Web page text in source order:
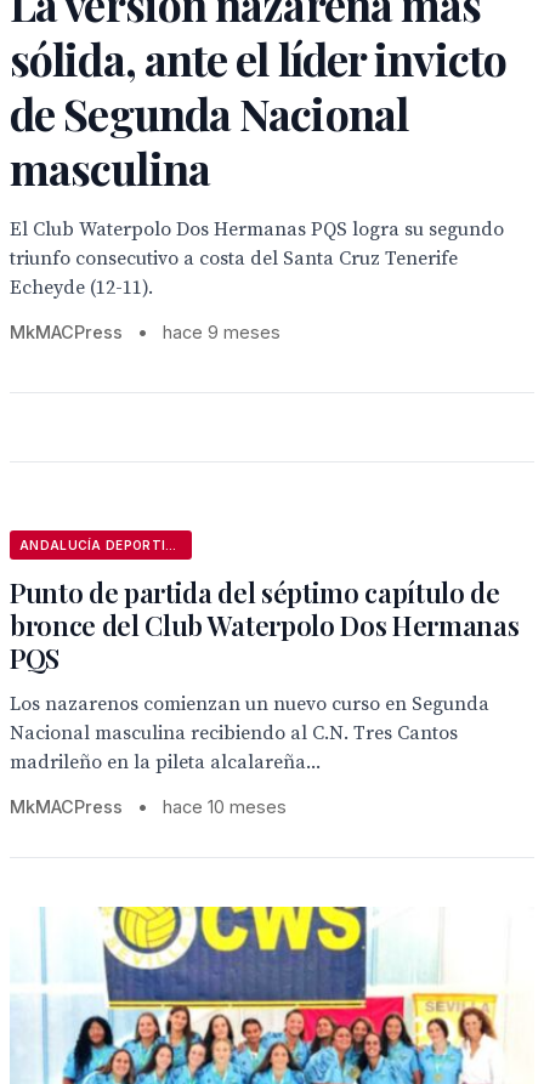
sólida, ante el líder invicto
de Segunda Nacional
masculina
El Club Waterpolo Dos Hermanas PQS logra su segundo
triunfo consecutivo a costa del Santa Cruz Tenerife
Echeyde (12-11).
MkMACPress • hace 9 meses
Punto de partida del séptimo capítulo de
bronce del Club Waterpolo Dos Hermanas
PQS
Los nazarenos comienzan un nuevo curso en Segunda
Nacional masculina recibiendo al C.N. Tres Cantos
madrileño en la pileta alcalareña...
MkMACPress • hace 10 meses